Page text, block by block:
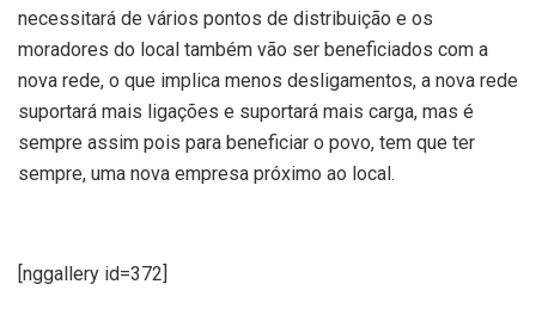
necessitará de vários pontos de distribuição e os
moradores do local também vão ser beneficiados com a
nova rede, o que implica menos desligamentos, a nova rede
suportará mais ligações e suportará mais carga, mas é
sempre assim pois para beneficiar o povo, tem que ter
sempre, uma nova empresa próximo ao local.
[nggallery id=372]